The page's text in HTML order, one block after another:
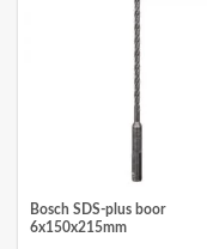
Bosch SDS-plus boor
6x150x215mm